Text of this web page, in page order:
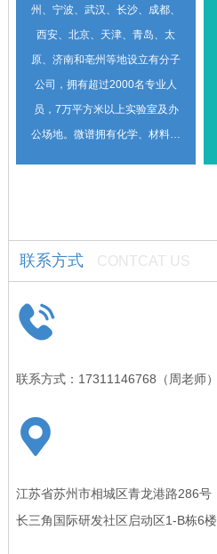
州、宁波、武汉、长沙、成都、
西安、北京、天津、青岛、太
原、济南和亳州等地设立有分子
公司，拥有超过2000名专业人
员，7万平方米以上实验室及办
公场地。微谱拥有化学、材料、
联系方式 CONTCAT US
联系方式：17311146768（周老师）
江苏省苏州市相城区青龙港路286号
长三角国际研发社区启动区1-B栋6楼